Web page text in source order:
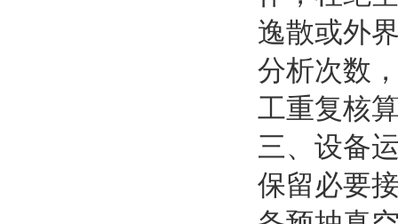
逸散或外
分析次数
工重复核
三、设备
保留必要